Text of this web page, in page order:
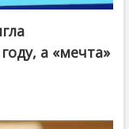
а «мечта»